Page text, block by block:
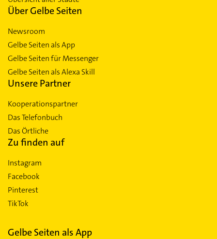
Über Gelbe Seiten
Newsroom
Gelbe Seiten als App
Gelbe Seiten für Messenger
Gelbe Seiten als Alexa Skill
Unsere Partner
Kooperationspartner
Das Telefonbuch
Das Örtliche
Zu finden auf
Instagram
Facebook
Pinterest
TikTok
Gelbe Seiten als App